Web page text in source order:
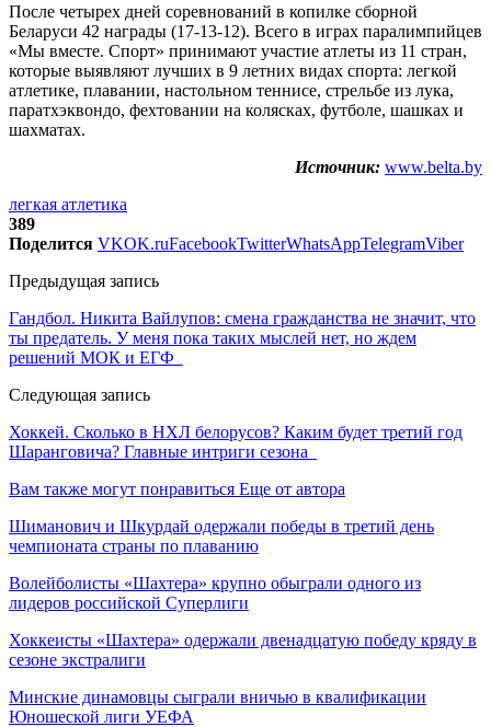
После четырех дней соревнований в копилке сборной
Беларуси 42 награды (17-13-12). Всего в играх паралимпийцев
«Мы вместе. Спорт» принимают участие атлеты из 11 стран,
которые выявляют лучших в 9 летних видах спорта: легкой
атлетике, плавании, настольном теннисе, стрельбе из лука,
паратхэквондо, фехтовании на колясках, футболе, шашках и
шахматах.
Источник: www.belta.by
легкая атлетика
389
Поделится VKOK.ruFacebookTwitterWhatsAppTelegramViber
Предыдущая запись
Гандбол. Никита Вайлупов: смена гражданства не значит, что
ты предатель. У меня пока таких мыслей нет, но ждем
решений МОК и ЕГФ
Следующая запись
Хоккей. Сколько в НХЛ белорусов? Каким будет третий год
Шаранговича? Главные интриги сезона
Вам также могут понравиться Еще от автора
Шиманович и Шкурдай одержали победы в третий день
чемпионата страны по плаванию
Волейболисты «Шахтера» крупно обыграли одного из
лидеров российской Суперлиги
Хоккеисты «Шахтера» одержали двенадцатую победу кряду в
сезоне экстралиги
Минские динамовцы сыграли вничью в квалификации
Юношеской лиги УЕФА